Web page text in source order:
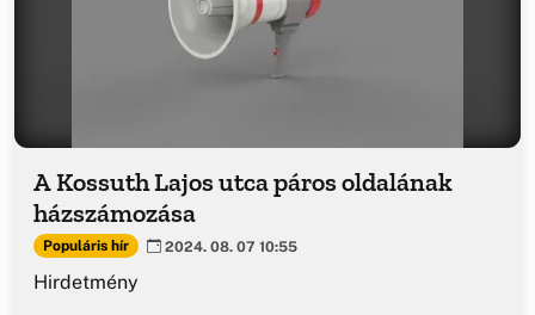
A Kossuth Lajos utca páros oldalának
házszámozása
Populáris hír 2024. 08. 07 10:55
Hirdetmény